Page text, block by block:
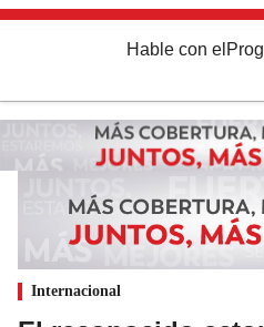
Hable con el
Internacional